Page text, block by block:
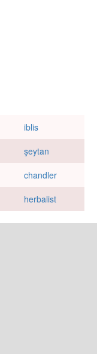
iblis
şeytan
chandler
herbalist